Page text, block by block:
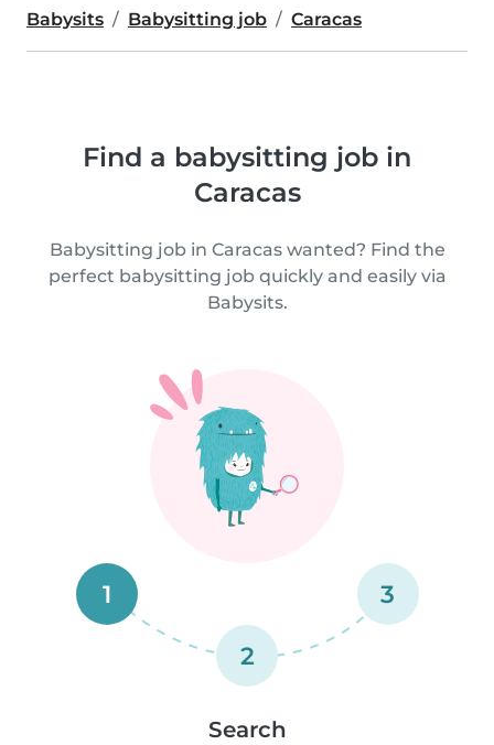
Babysits Babysitting job Caracas
Find a babysitting job in
Caracas
Babysitting job in Caracas wanted? Find the
perfect babysitting job quickly and easily via
Babysits.
1
2
3
Search